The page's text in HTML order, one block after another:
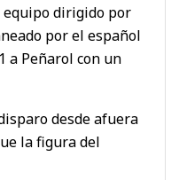
equipo dirigido por
por el español
a Peñarol con un
desde afuera
la figura del